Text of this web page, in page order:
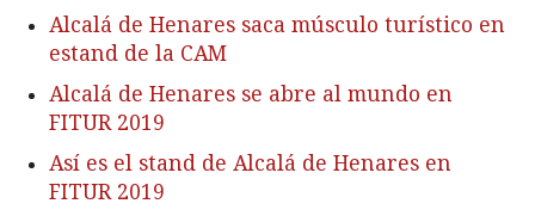
Alcalá de Henares saca músculo turístico en
estand de la CAM
Alcalá de Henares se abre al mundo en
FITUR 2019
Así es el stand de Alcalá de Henares en
FITUR 2019